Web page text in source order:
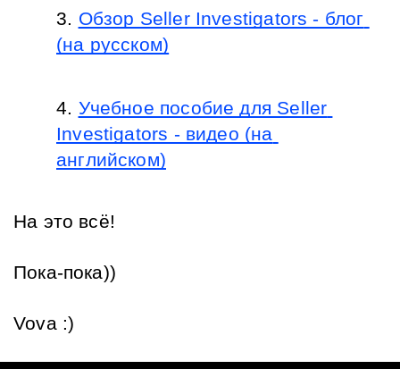
Обзор Seller Investigators - блог
(на русском)
Учебное пособие для Seller
Investigators - видео (на
английском)
На это всё!
Пока-пока))
Vova :)